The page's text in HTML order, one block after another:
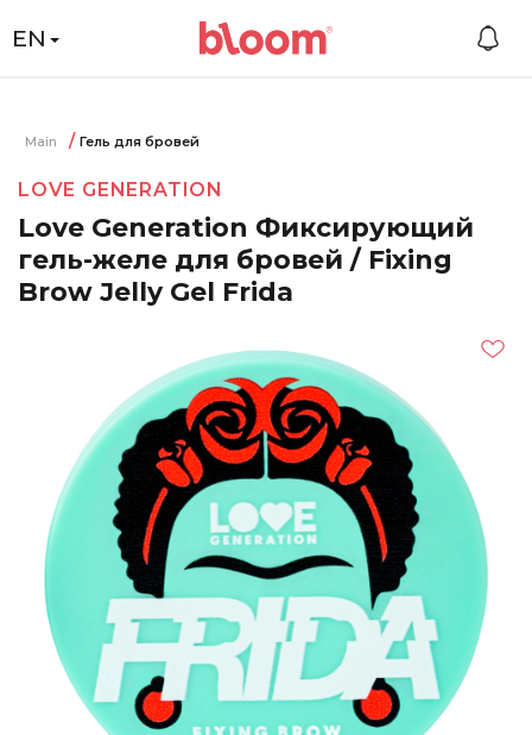
EN
Main Гель для бровей
LOVE GENERATION
Love Generation Фиксирующий
гель-желе для бровей / Fixing
Brow Jelly Gel Frida